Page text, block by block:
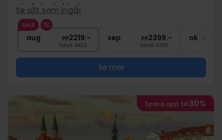
1x 1 glas bubbel
1x Wellnesskupong 5 EUR
1x Gratis cykellån
Se allt som ingår
SALE
aug pp2219:-
Totalt 4438:-
sep pp2399:-
Totalt 4798:-
okt
Se mer
Spara upp till30%